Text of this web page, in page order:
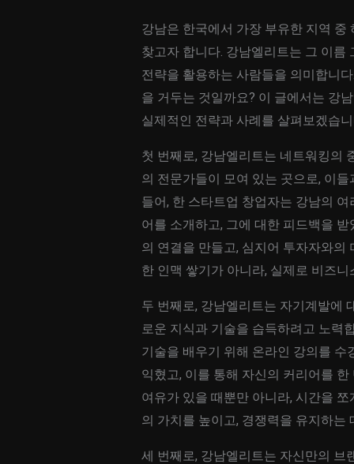
강남은 한국에서 가장 부유한 지역 중
찾고자 합니다. 강남엘리트는 그 이름
전략을 활용하는 사람들을 의미합니
을 거두는 것일까요? 이 글에서는 강
실제적인 전략과 사례를 살펴보겠습
첫 번째로, 강남엘리트는 네트워킹의
의 전문가들이 모여 있는 곳으로, 이
들어, 한 스타트업 창업자는 강남의
어를 소개하고, 그에 대한 피드백을
의 연결을 만들고, 심지어 투자자와의
한 인맥 쌓기가 아니라, 실제로 비즈
두 번째로, 강남엘리트는 자기계발에
로운 지식과 기술을 습득하려고 노력
기술을 배우기 위해 온라인 강의를
익혔고, 이를 통해 자신의 커리어를
여유가 있을 때뿐만 아니라, 시간을
의 가치를 높이고, 경쟁력을 유지하는
세 번째로, 강남엘리트는 자신만의 브